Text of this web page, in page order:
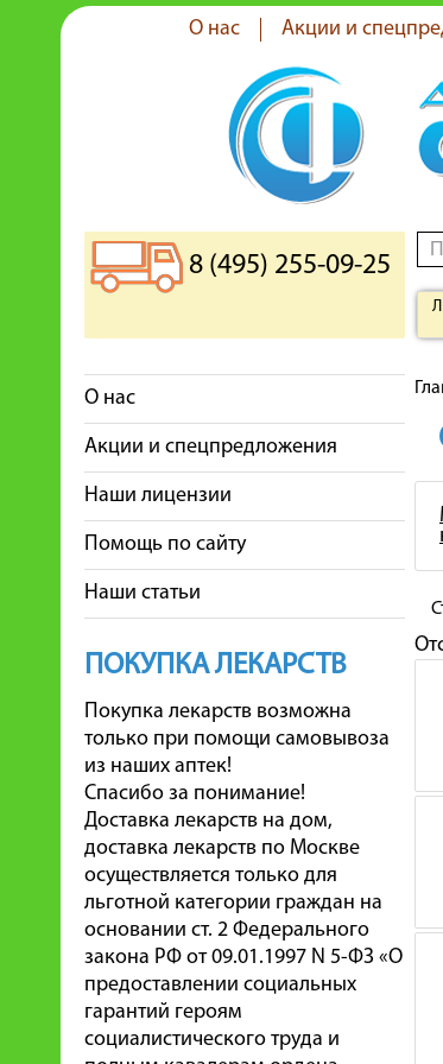
О нас Акции и
8 (495) 255-09-25
О нас
Акции и спецпредложения
Наши лицензии
Помощь по сайту
Наши статьи
ПОКУПКА ЛЕКАРСТВ
Покупка лекарств возможна
только при помощи самовывоза
из наших аптек!
Спасибо за понимание!
Доставка лекарств на дом,
доставка лекарств по Москве
осуществляется только для
льготной категории граждан на
основании ст. 2 Федерального
закона РФ от 09.01.1997 N 5-ФЗ «О
предоставлении социальных
гарантий героям
социалистического труда и